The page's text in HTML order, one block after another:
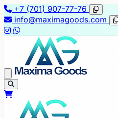
+7 (701) 907-77-76
info@maximagoods.com